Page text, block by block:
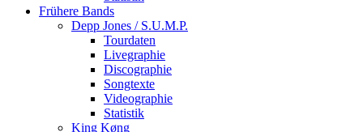
Frühere Bands
Depp Jones / S.U.M.P.
Tourdaten
Livegraphie
Discographie
Songtexte
Videographie
Statistik
King Køng